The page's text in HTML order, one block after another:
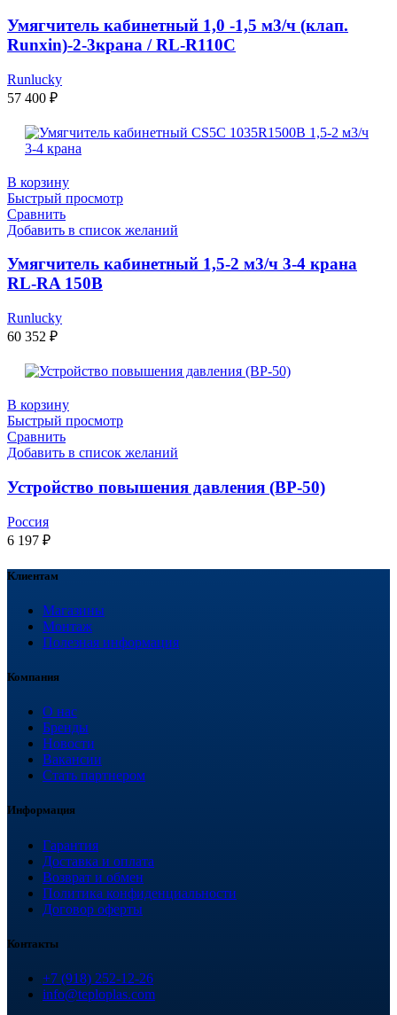
Умягчитель кабинетный 1,0 -1,5 м3/ч (клап.
Runxin)-2-3крана / RL-R110C
Runlucky
57 400 ₽
В корзину
Быстрый просмотр
Сравнить
Добавить в список желаний
Умягчитель кабинетный 1,5-2 м3/ч 3-4 крана
RL-RA 150B
Runlucky
60 352 ₽
В корзину
Быстрый просмотр
Сравнить
Добавить в список желаний
Устройство повышения давления (BP-50)
Россия
6 197 ₽
Клиентам
Магазины
Монтаж
Полезная информация
Компания
О нас
Бренды
Новости
Вакансии
Стать партнером
Информация
Гарантия
Доставка и оплата
Возврат и обмен
Политика конфиденциальности
Договор оферты
Контакты
+7 (918) 252-12-26
info@teploplas.com